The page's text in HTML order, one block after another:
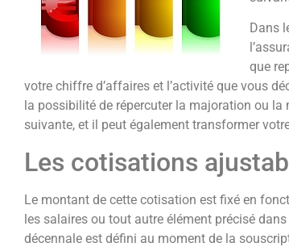
Dans
que
votre chiffre d’affaires et l’activité que vous
la possibilité de répercuter la majoration ou
suivante, et il peut également transformer
Les cotisations
Le montant de cette cotisation est fixé en
les salaires ou tout autre élément précisé
décennale est défini au moment de la